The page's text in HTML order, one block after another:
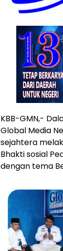
KBB-GMN,-
Global Media
sejahtera
Bhakti sosial
dengan tema